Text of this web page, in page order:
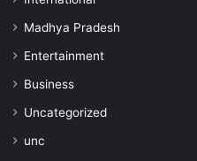
Madhya Pradesh
Entertainment
Business
Uncategorized
unc